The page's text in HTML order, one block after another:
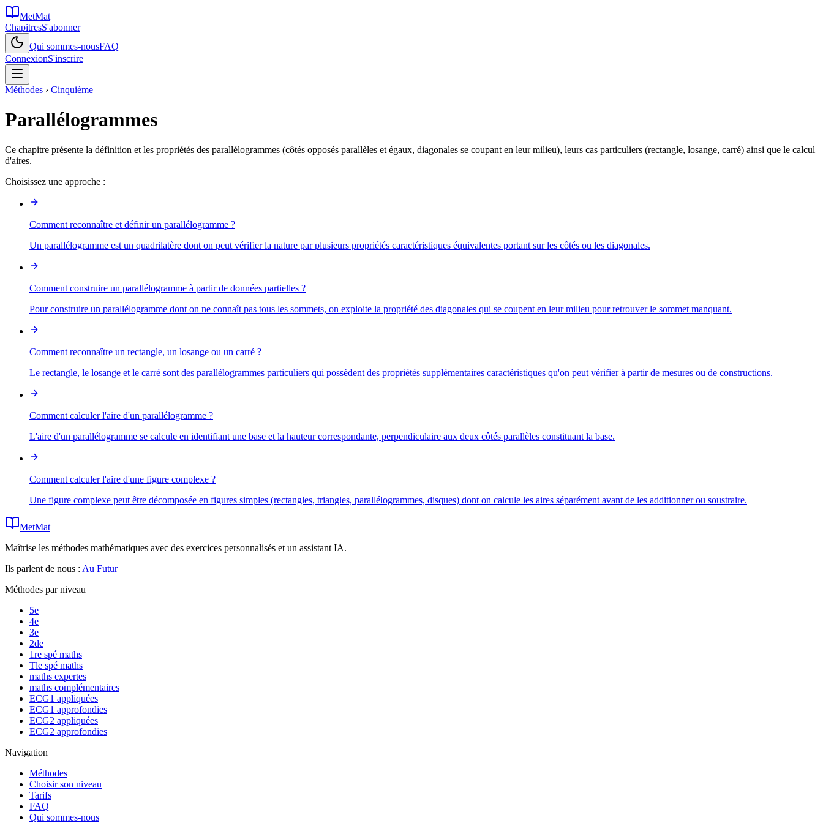
MetMat
ChapitresS'abonner
Qui sommes-nousFAQ
ConnexionS'inscrire
Méthodes › Cinquième
Parallélogrammes
Ce chapitre présente la définition et les propriétés des parallélogrammes (côtés opposés parallèles et égaux, diagonales se coupant en leur milieu), leurs cas particuliers (rectangle, losange, carré) ainsi que le calcul
d'aires.
Choisissez une approche :
Comment reconnaître et définir un parallélogramme ?
Un parallélogramme est un quadrilatère dont on peut vérifier la nature par plusieurs propriétés caractéristiques équivalentes portant sur les côtés ou les diagonales.
Comment construire un parallélogramme à partir de données partielles ?
Pour construire un parallélogramme dont on ne connaît pas tous les sommets, on exploite la propriété des diagonales qui se coupent en leur milieu pour retrouver le sommet manquant.
Comment reconnaître un rectangle, un losange ou un carré ?
Le rectangle, le losange et le carré sont des parallélogrammes particuliers qui possèdent des propriétés supplémentaires caractéristiques qu'on peut vérifier à partir de mesures ou de constructions.
Comment calculer l'aire d'un parallélogramme ?
L'aire d'un parallélogramme se calcule en identifiant une base et la hauteur correspondante, perpendiculaire aux deux côtés parallèles constituant la base.
Comment calculer l'aire d'une figure complexe ?
Une figure complexe peut être décomposée en figures simples (rectangles, triangles, parallélogrammes, disques) dont on calcule les aires séparément avant de les additionner ou soustraire.
MetMat
Maîtrise les méthodes mathématiques avec des exercices personnalisés et un assistant IA.
Ils parlent de nous : Au Futur
Méthodes par niveau
5e
4e
3e
2de
1re spé maths
Tle spé maths
maths expertes
maths complémentaires
ECG1 appliquées
ECG1 approfondies
ECG2 appliquées
ECG2 approfondies
Navigation
Méthodes
Choisir son niveau
Tarifs
FAQ
Qui sommes-nous